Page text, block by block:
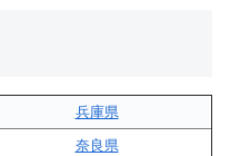
兵庫県
奈良県